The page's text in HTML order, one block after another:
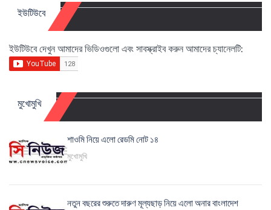
ইউটিউবে
ইউটিউবে দেখুন আমাদের ভিডিওগুলো এবং সাবস্ক্রাইব করুন আমাদের চ্যানেলটি:
মুখোমুখি
শাওমি নিয়ে এলো রেডমি নোট ১৪
মুখোমুখি
নতুন বছরের শুরুতে দারুণ মূল্যছাড় নিয়ে এলো অনার বাংলাদেশ